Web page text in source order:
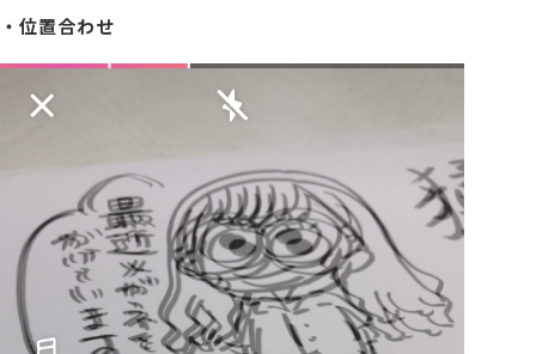
・位置合わせ